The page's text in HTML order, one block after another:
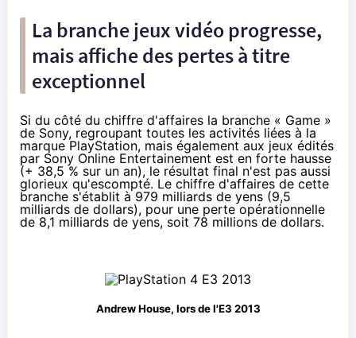
La branche jeux vidéo progresse,
mais affiche des pertes à titre
exceptionnel
Si du côté du chiffre d'affaires la branche « Game »
de Sony, regroupant toutes les activités liées à la
marque PlayStation, mais également aux jeux édités
par Sony Online Entertainement est en forte hausse
(+ 38,5 % sur un an), le résultat final n'est pas aussi
glorieux qu'escompté. Le chiffre d'affaires de cette
branche s'établit à 979 milliards de yens (9,5
milliards de dollars), pour une perte opérationnelle
de 8,1 milliards de yens, soit 78 millions de dollars.
Andrew House, lors de l'E3 2013